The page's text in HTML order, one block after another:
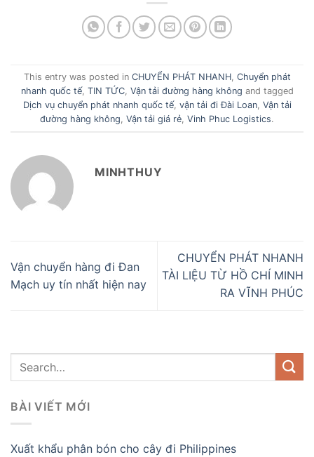
This entry was posted in CHUYỂN PHÁT NHANH, Chuyển phát
nhanh quốc tế, TIN TỨC, Vận tải đường hàng không and tagged
Dịch vụ chuyển phát nhanh quốc tế, vận tải đi Đài Loan, Vận tải
đường hàng không Vận tải giá rẻ Vinh Phuc Logistics.
MINHTHUY
Vận chuyển hàng đi Đan
Mạch uy tín nhất hiện nay
CHUYỂN PHÁT NHANH
TÀI LIỆU TỪ HỒ CHÍ MINH
RA VĨNH PHÚC
BÀI VIẾT MỚI
Xuất khẩu phân bón cho cây đi Philippines